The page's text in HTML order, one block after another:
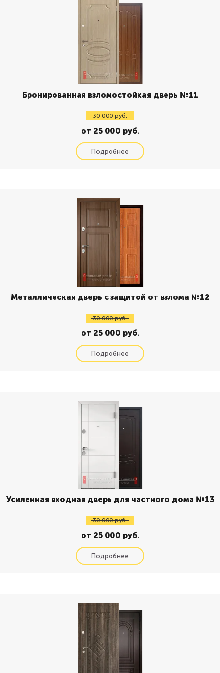
Бронированная взломостойкая дверь №11
30 000 руб.
от 25 000 руб.
Металлическая дверь с защитой от взлома №12
30 000 руб.
от 25 000 руб.
Усиленная входная дверь для частного дома №13
30 000 руб.
от 25 000 руб.